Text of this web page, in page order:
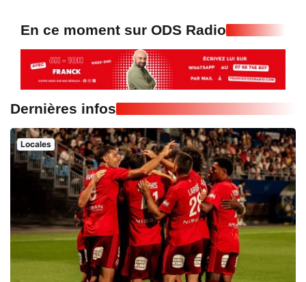
En ce moment sur ODS Radio
Dernières infos
Locales